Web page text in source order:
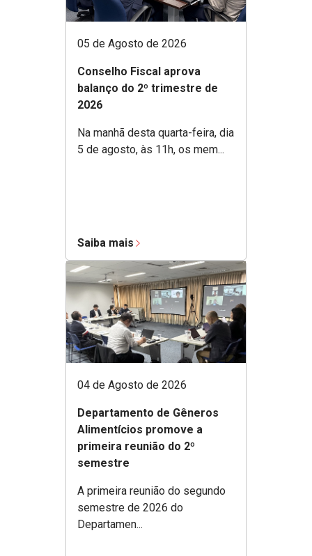
05 de Agosto de 2026
Conselho Fiscal aprova
balanço do 2º trimestre de
2026
Na manhã desta quarta-feira, dia
5 de agosto, às 11h, os mem...
Saiba mais
04 de Agosto de 2026
Departamento de Gêneros
Alimentícios promove a
primeira reunião do 2º
semestre
A primeira reunião do segundo
semestre de 2026 do
Departamen...